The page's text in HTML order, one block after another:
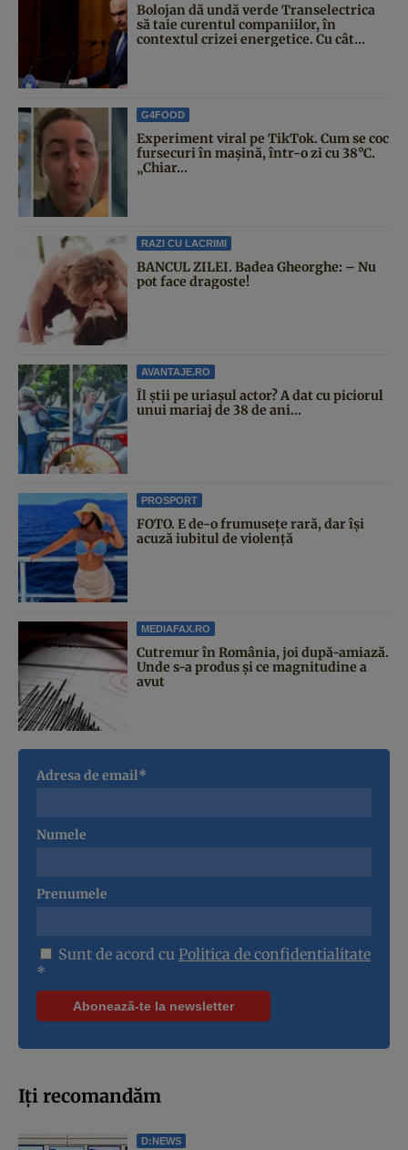
Bolojan dă undă verde Transelectrica
să taie curentul companiilor, în
contextul crizei energetice. Cu cât...
G4FOOD
Experiment viral pe TikTok. Cum se coc
fursecuri în mașină, într-o zi cu 38°C.
„Chiar...
RAZI CU LACRIMI
BANCUL ZILEI. Badea Gheorghe: – Nu
pot face dragoste!
AVANTAJE.RO
Îl știi pe uriașul actor? A dat cu piciorul
unui mariaj de 38 de ani...
PROSPORT
FOTO. E de-o frumusețe rară, dar își
acuză iubitul de violență
MEDIAFAX.RO
Cutremur în România, joi după-amiază.
Unde s-a produs și ce magnitudine a
avut
Adresa de email*
Numele
Prenumele
Sunt de acord cu Politica de confidentialitate
*
Iți recomandăm
D:NEWS